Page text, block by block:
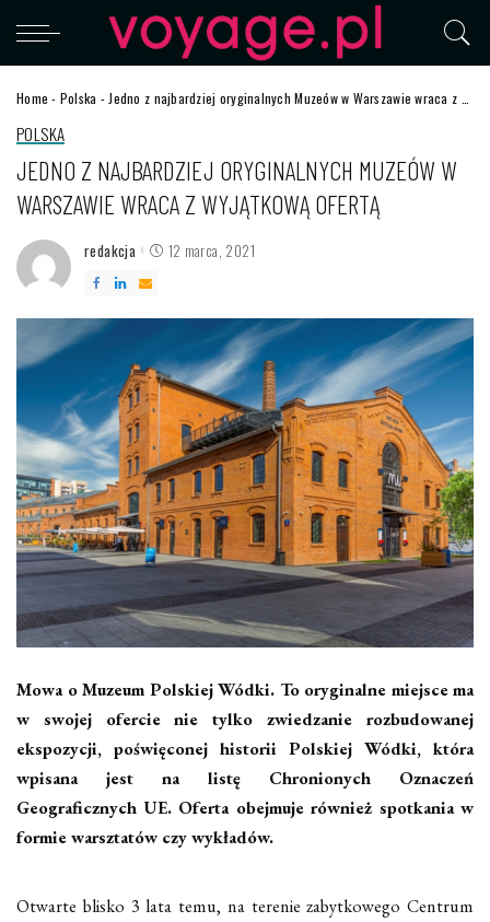
Home - Polska - Jedno z najbardziej oryginalnych Muzeów w Warszawie wraca z wyjątkową ofertą
POLSKA
JEDNO Z NAJBARDZIEJ ORYGINALNYCH MUZEÓW W
WARSZAWIE WRACA Z WYJĄTKOWĄ OFERTĄ
Posted
redakcja 12 marca, 2021
Mowa o Muzeum Polskiej Wódki. To oryginalne miejsce ma
w swojej ofercie nie tylko zwiedzanie rozbudowanej
ekspozycji, poświęconej historii Polskiej Wódki, która
wpisana jest na listę Chronionych Oznaczeń
Geograficznych UE. Oferta obejmuje również spotkania w
formie warsztatów czy wykładów.
Otwarte blisko 3 lata temu, na terenie zabytkowego Centrum